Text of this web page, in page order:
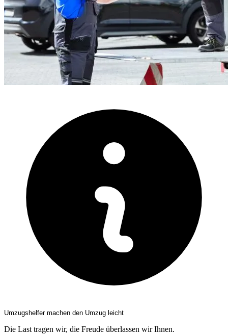
Umzugshelfer machen den Umzug leicht
Die Last tragen wir, die Freude überlassen wir Ihnen.